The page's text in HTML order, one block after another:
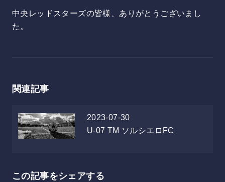
中央レッドスターズの皆様、ありがとうございまし
た。
関連記事
2023-07-30
U-07 TM ソルシエロFC
この記事をシェアする